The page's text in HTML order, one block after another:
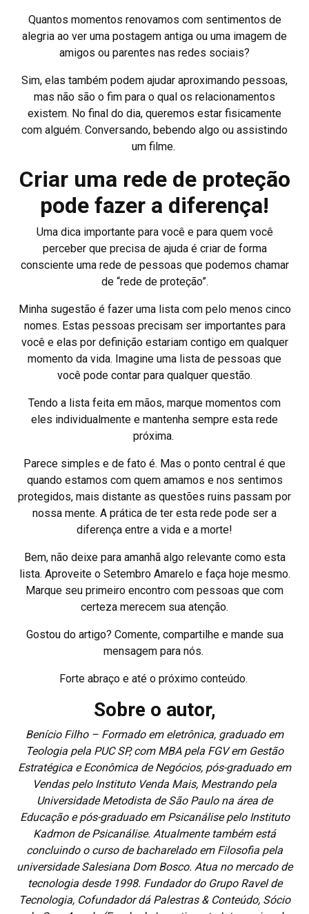
Quantos momentos renovamos com sentimentos de
alegria ao ver uma postagem antiga ou uma imagem de
amigos ou parentes nas redes sociais?
Sim, elas também podem ajudar aproximando pessoas,
mas não são o fim para o qual os relacionamentos
existem. No final do dia, queremos estar fisicamente
com alguém. Conversando, bebendo algo ou assistindo
um filme.
Criar uma rede de proteção
pode fazer a diferença!
Uma dica importante para você e para quem você
perceber que precisa de ajuda é criar de forma
consciente uma rede de pessoas que podemos chamar
de “rede de proteção”.
Minha sugestão é fazer uma lista com pelo menos cinco
nomes. Estas pessoas precisam ser importantes para
você e elas por definição estariam contigo em qualquer
momento da vida. Imagine uma lista de pessoas que
você pode contar para qualquer questão.
Tendo a lista feita em mãos, marque momentos com
eles individualmente e mantenha sempre esta rede
próxima.
Parece simples e de fato é. Mas o ponto central é que
quando estamos com quem amamos e nos sentimos
protegidos, mais distante as questões ruins passam por
nossa mente. A prática de ter esta rede pode ser a
diferença entre a vida e a morte!
Bem, não deixe para amanhã algo relevante como esta
lista. Aproveite o Setembro Amarelo e faça hoje mesmo.
Marque seu primeiro encontro com pessoas que com
certeza merecem sua atenção.
Gostou do artigo? Comente, compartilhe e mande sua
mensagem para nós.
Forte abraço e até o próximo conteúdo.
Sobre o autor,
Benício Filho – Formado em eletrônica, graduado em
Teologia pela PUC SP, com MBA pela FGV em Gestão
Estratégica e Econômica de Negócios, pós-graduado em
Vendas pelo Instituto Venda Mais, Mestrando pela
Universidade Metodista de São Paulo na área de
Educação e pós-graduado em Psicanálise pelo Instituto
Kadmon de Psicanálise. Atualmente também está
concluindo o curso de bacharelado em Filosofia pela
universidade Salesiana Dom Bosco. Atua no mercado de
tecnologia desde 1998. Fundador do Grupo Ravel de
Tecnologia, Cofundador dá Palestras & Conteúdo, Sócio